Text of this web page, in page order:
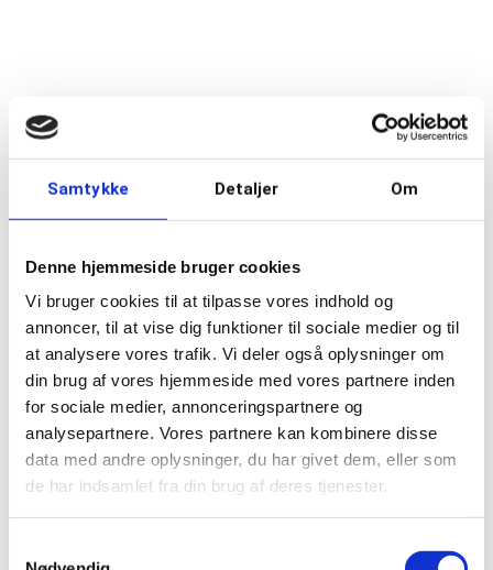
Samtykke Detaljer Om
Denne hjemmeside bruger cookies
Vi bruger cookies til at tilpasse vores indhold og
annoncer, til at vise dig funktioner til sociale medier og til
at analysere vores trafik. Vi deler også oplysninger om
din brug af vores hjemmeside med vores partnere inden
for sociale medier, annonceringspartnere og
analysepartnere. Vores partnere kan kombinere disse
data med andre oplysninger, du har givet dem, eller som
de har indsamlet fra din brug af deres tjenester.